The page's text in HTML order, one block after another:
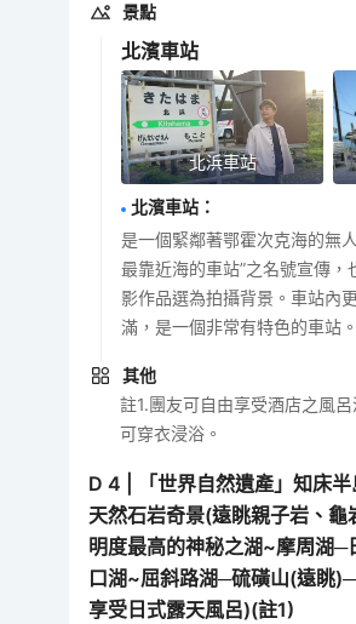
景點
北濱車站
北浜車站
北濱車站 ：
是一個緊鄰著鄂霍次克海的無
最靠近海的車站”之名號宣傳，
影作品選為拍攝背景。車站內
滿，是一個非常有特色的車站。
其他
註1.團友可自由享受酒店之風
可穿衣浸浴。
D4
「世界自然遺產」知床
天然石岩奇景(遠眺親子岩、
明度最高的神秘之湖~摩周湖─
口湖~屈斜路湖─硫磺山(遠眺
享受日式露天風呂)(註1)